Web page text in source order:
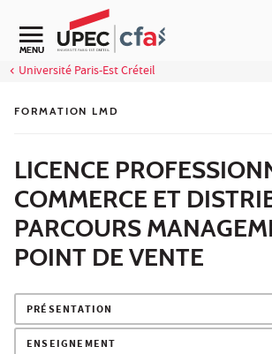
Aller au contenu
MENU
Université Paris-Est Créteil
FORMATION LMD
LICENCE
COMMERCE ET
PARCOURS
POINT DE VENTE
PRÉSENTATION
ENSEIGNEMENT